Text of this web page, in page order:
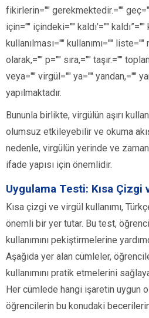
fikirlerin="" gerekmektedir.=""
için="" içindeki="" kaldı’="" kaldı”=""
kullanılması="" kullanımı=""
olarak,="" p="" sıra,="" taşır.=""
veya="" virgül="" ya="" yandan,=""
yapılmaktadır.
Bununla birlikte, virgülün aşırı
olumsuz etkileyebilir ve okuma
nedenle, virgülün yerinde ve
ifade yapısı için önemlidir.
Uygulama Testi: Kısa Çizgi
Kısa çizgi ve virgül kullanımı,
önemli bir yer tutar. Bu test,
kullanımını pekiştirmelerine
Aşağıda yer alan cümleler,
kullanımını pratik etmelerini
Her cümlede hangi işaretin uygun
öğrencilerin bu konudaki